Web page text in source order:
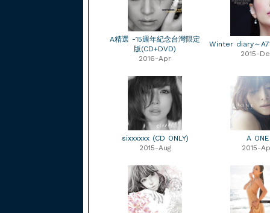
A精選 -15週年紀念台灣限定
版(CD+DVD)
2016-Apr
Winter diary～A7
2015-
sixxxxxx (CD ONLY)
2015-Aug
A ONE
2015-